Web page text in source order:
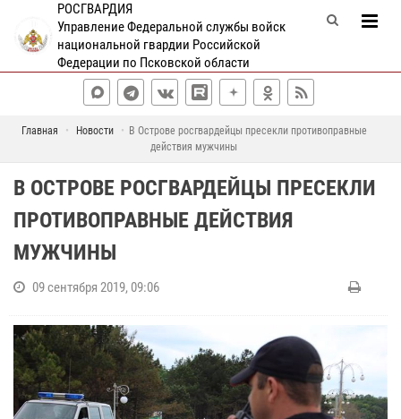
РОСГВАРДИЯ
Управление Федеральной службы войск
национальной гвардии Российской
Федерации по Псковской области
Главная Новости
В Острове росгвардейцы пресекли противоправные
действия мужчины
В ОСТРОВЕ РОСГВАРДЕЙЦЫ ПРЕСЕКЛИ
ПРОТИВОПРАВНЫЕ ДЕЙСТВИЯ
МУЖЧИНЫ
09 сентября 2019, 09:06